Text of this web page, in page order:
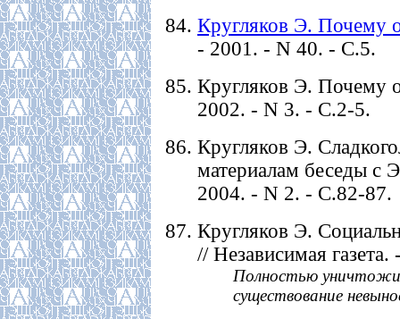
Кругляков Э. Почему
- 2001. - N 40. - C.5.
Кругляков Э. Почему
2002. - N 3. - С.2-5.
Кругляков Э.
материалам беседы с
2004. - N 2. - С.82-87.
Кругляков Э.
// Независимая
Полностью
существование